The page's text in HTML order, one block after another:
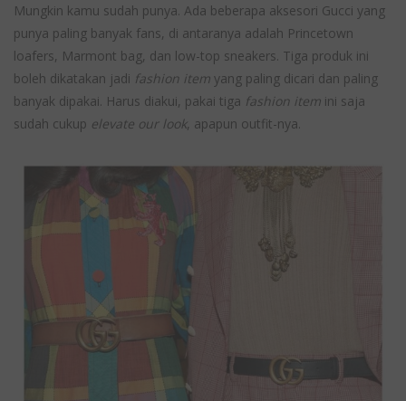
Mungkin kamu sudah punya. Ada beberapa aksesori Gucci yang
punya paling banyak fans, di antaranya adalah Princetown
loafers, Marmont bag, dan low-top sneakers. Tiga produk ini
boleh dikatakan jadi fashion item yang paling dicari dan paling
banyak dipakai. Harus diakui, pakai tiga fashion item ini saja
sudah cukup elevate our look, apapun outfit-nya.